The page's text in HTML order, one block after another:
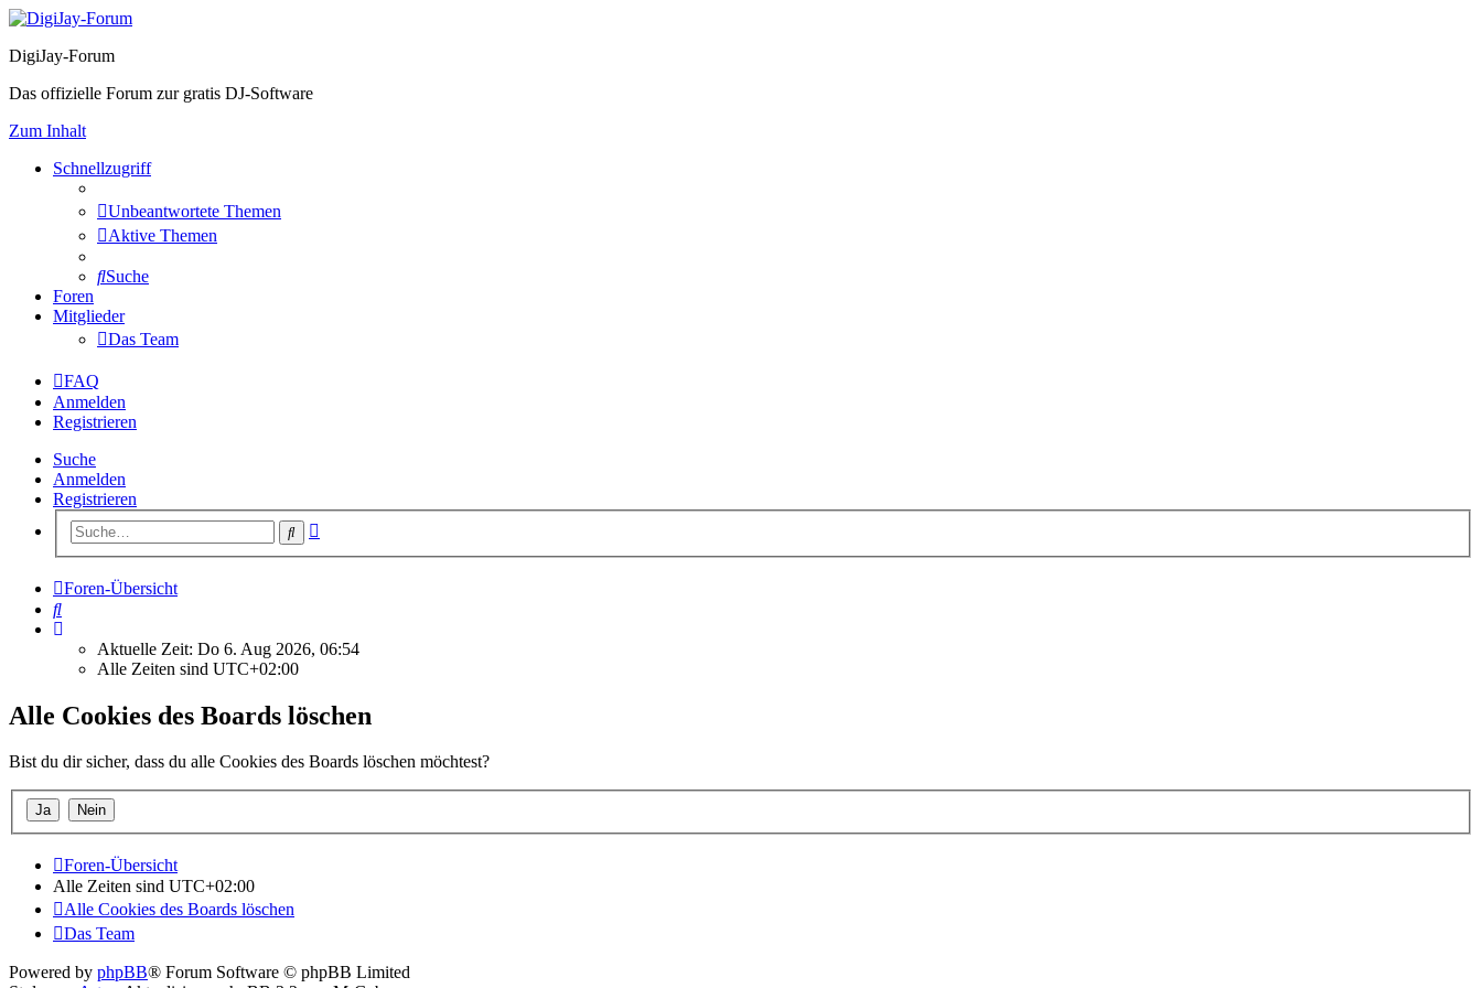
DigiJay-Forum
Das offizielle Forum zur gratis DJ-Software
Zum Inhalt
Schnellzugriff
Unbeantwortete Themen
Aktive Themen
Suche
Foren
Mitglieder
Das Team
FAQ
Anmelden
Registrieren
Suche
Anmelden
Registrieren
Suche
Foren-Übersicht
Suche
Aktuelle Zeit: Do 6. Aug 2026, 06:54
Alle Zeiten sind UTC+02:00
Alle Cookies des Boards löschen
Bist du dir sicher, dass du alle Cookies des Boards löschen möchtest?
Foren-Übersicht
Alle Zeiten sind UTC+02:00
Alle Cookies des Boards löschen
Das Team
Powered by phpBB® Forum Software © phpBB Limited